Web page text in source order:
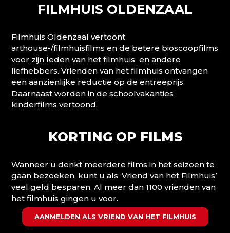
FILMHUIS OLDENZAAL
Filmhuis Oldenzaal vertoont
arthouse-/filmhuisfilms en de betere bioscoopfilms
voor zijn leden van het filmhuis en andere
liefhebbers. Vrienden van het filmhuis ontvangen
een aanzienlijke reductie op de entreeprijs.
Daarnaast worden in de schoolvakanties
kinderfilms vertoond.
KORTING OP FILMS
Wanneer u denkt meerdere films in het seizoen te
gaan bezoeken, kunt u als ‘Vriend van het Filmhuis’
veel geld besparen. Al meer dan 1100 vrienden van
het filmhuis gingen u voor.
AANMELDEN ALS VRIEND VAN HET FILMHUIS